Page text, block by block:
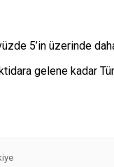
5’in üzerinde
gelene kadar